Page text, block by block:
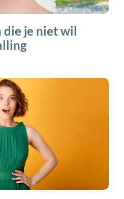
die je niet wil